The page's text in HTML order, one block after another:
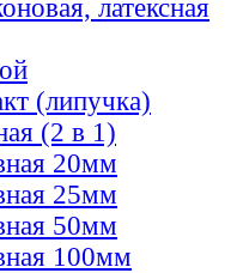
латексная
(липучка)
(2 в 1)
20мм
25мм
50мм
100мм